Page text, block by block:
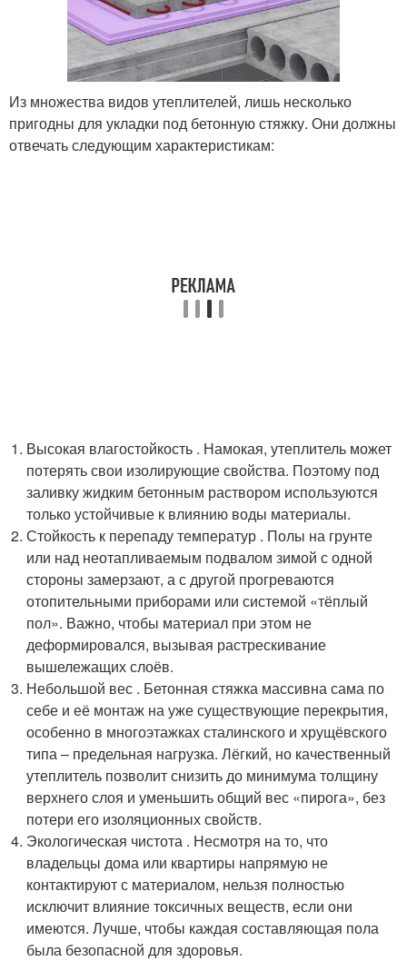
Из множества видов утеплителей, лишь несколько
пригодны для укладки под бетонную стяжку. Они должны
отвечать следующим характеристикам:
Высокая влагостойкость . Намокая, утеплитель может
потерять свои изолирующие свойства. Поэтому под
заливку жидким бетонным раствором используются
только устойчивые к влиянию воды материалы.
Стойкость к перепаду температур . Полы на грунте
или над неотапливаемым подвалом зимой с одной
стороны замерзают, а с другой прогреваются
отопительными приборами или системой «тёплый
пол». Важно, чтобы материал при этом не
деформировался, вызывая растрескивание
вышележащих слоёв.
Небольшой вес . Бетонная стяжка массивна сама по
себе и её монтаж на уже существующие перекрытия,
особенно в многоэтажках сталинского и хрущёвского
типа – предельная нагрузка. Лёгкий, но качественный
утеплитель позволит снизить до минимума толщину
верхнего слоя и уменьшить общий вес «пирога», без
потери его изоляционных свойств.
Экологическая чистота . Несмотря на то, что
владельцы дома или квартиры напрямую не
контактируют с материалом, нельзя полностью
исключит влияние токсичных веществ, если они
имеются. Лучше, чтобы каждая составляющая пола
была безопасной для здоровья.